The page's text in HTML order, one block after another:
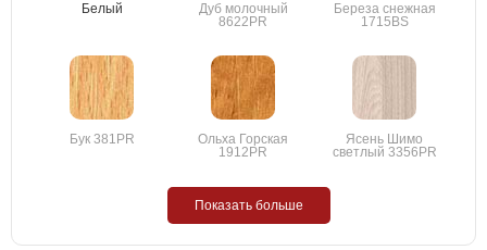
Белый
Дуб молочный
8622PR
Береза снежная
1715BS
Бук 381PR
Ольха Горская
1912PR
Ясень Шимо
светлый 3356PR
Показать больше